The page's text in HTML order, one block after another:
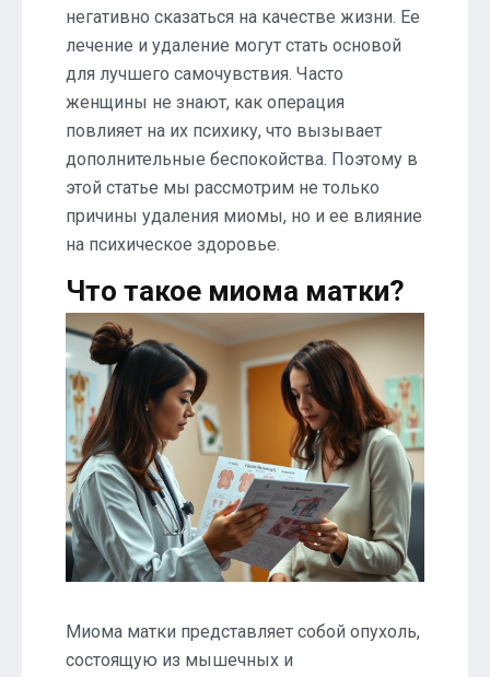
негативно сказаться на качестве жизни. Ее
лечение и удаление могут стать основой
для лучшего самочувствия. Часто
женщины не знают, как операция
повлияет на их психику, что вызывает
дополнительные беспокойства. Поэтому в
этой статье мы рассмотрим не только
причины удаления миомы, но и ее влияние
на психическое здоровье.
Что такое миома матки?
Миома матки представляет собой опухоль,
состоящую из мышечных и